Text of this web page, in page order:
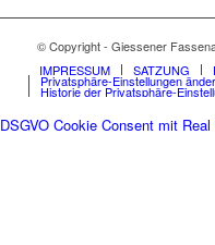
© Copyright - Giessener
IMPRESSUM
SATZUNG
Privatsphäre-Einstellungen
Historie der Privatsphäre-
DSGVO Cookie Consent mit